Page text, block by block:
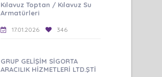
Kılavuz Toptan / Kılavuz Su
Armatürleri
17.01.2026 346
GRUP GELİŞİM SİGORTA
ARACILIK HİZMETLERİ LTD.ŞTİ